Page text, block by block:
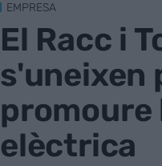
EMPRESA
El Racc i
s'uneixen
elèctrica